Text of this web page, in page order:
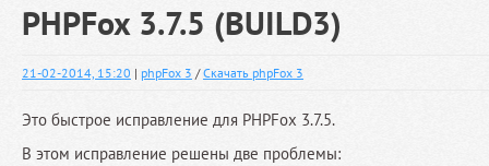
PHPFox 3.7.5 (BUILD3)
21-02-2014, 15:20 | phpFox 3 /Скачать phpFox 3
Это быстрое исправление для PHPFox 3.7.5.
В этом исправление решены две проблемы: